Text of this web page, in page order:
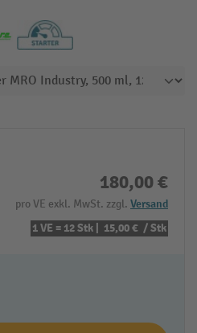
180,00 €
pro VE exkl. MwSt. zzgl. Versand
1 VE = 12 Stk | 15,00 € / Stk